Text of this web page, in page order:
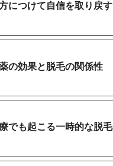
につけて自信を取り戻す
の効果と脱毛の関係性
でも起こる一時的な脱毛